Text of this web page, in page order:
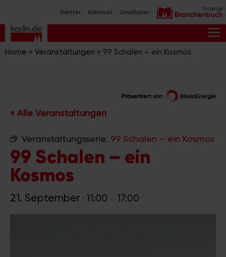
Inhalt
springen
Wetter Kölnmail Stadtplan
Home » Veranstaltungen » 99 Schalen – ein Kosmos
« Alle Veranstaltungen
Veranstaltungsserie: 99 Schalen – ein Kosmos
99 Schalen – ein
Kosmos
21. September 11:00 17:00